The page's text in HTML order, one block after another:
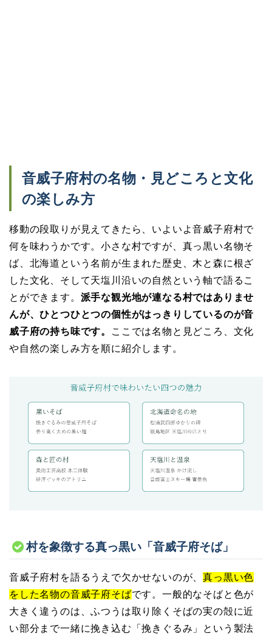
音威子府村の名物・見どころと文化
の楽しみ方
移動の段取りが見えてきたら、いよいよ音威子府村で
何を味わうかです。小さな村ですが、真っ黒い名物そ
ば、北海道という名前が生まれた歴史、木と森に根ざ
した文化、そして天塩川沿いの自然という軸で語るこ
とができます。 派手な観光地が連なる村ではありませ
んが、ひとつひとつの個性がはっきりしているのが音
威子府の持ち味です。
ここでは名物と見どころ、文化
や自然の楽しみ方を順に紹介します。
村を象徴する真っ黒い「音威子府そば」
音威子府村を語るうえで欠かせないのが、真っ黒い色
をした名物の音威子府そばです。一般的なそばと色が
大きく違うのは、ふつうは取り除くそばの実の殻に近
い部分まで一緒に挽き込む「挽きぐるみ」という製法